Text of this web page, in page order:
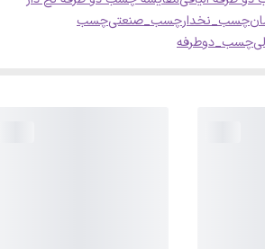
چسب_نخدارچسب_صنعتیچسب
چسب_دوطرفه